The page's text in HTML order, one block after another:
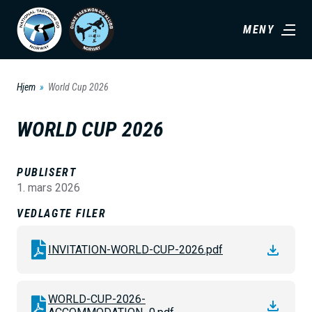
MENY
Hjem World Cup 2026
WORLD CUP 2026
PUBLISERT
1. mars 2026
VEDLAGTE FILER
INVITATION-WORLD-CUP-2026.pdf
WORLD-CUP-2026-